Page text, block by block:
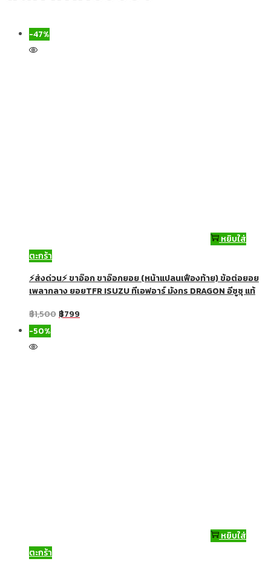
-47%
หยิบใส่
ตะกร้า
⚡ส่งด่วน⚡ ขาอ๊อก ขาอ๊อกยอย (หน้าแปลนเฟืองท้าย) ข้อต่อยอย
เพลากลาง ยอยTFR ISUZU ทีเอฟอาร์ มังกร DRAGON อีซูซุ แท้
฿1,500 ฿799
-50%
หยิบใส่
ตะกร้า